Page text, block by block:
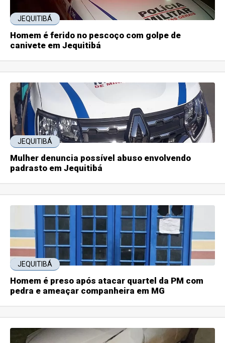
JEQUITIBÁ
Homem é ferido no pescoço com golpe de
canivete em Jequitibá
JEQUITIBÁ
Mulher denuncia possível abuso envolvendo
padrasto em Jequitibá
JEQUITIBÁ
Homem é preso após atacar quartel da PM com
pedra e ameaçar companheira em MG